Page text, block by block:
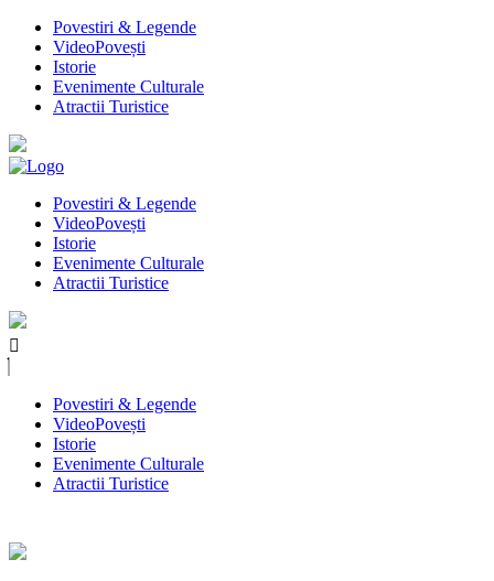
Povestiri & Legende
VideoPovești
Istorie
Evenimente Culturale
Atractii Turistice
Povestiri & Legende
VideoPovești
Istorie
Evenimente Culturale
Atractii Turistice
Povestiri & Legende
VideoPovești
Istorie
Evenimente Culturale
Atractii Turistice